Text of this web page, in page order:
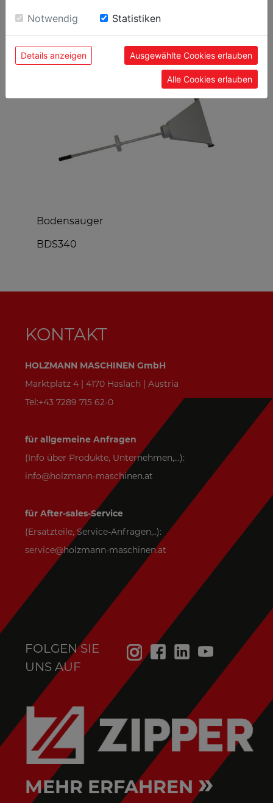
BELIEBTE PRODUKTE
Bodensauger
BDS340
KONTAKT
HOLZMANN MASCHINEN GmbH
Marktplatz 4 | 4170 Haslach | Austria
Tel:+43 7289 715 62-0
für allgemeine Anfragen
(Info über Produkte, Unternehmen,...):
info@holzmann-maschinen.at
für After-sales-Service
(Ersatzteile, Service-Anfragen,..):
service@holzmann-maschinen.at
FOLGEN SIE
UNS AUF
MEHR ERFAHREN »
Einwilligung zu unseren Cookies.
Notwendig Statistiken
Details anzeigen Ausgewählte Cookies erlauben
Alle Cookies erlauben